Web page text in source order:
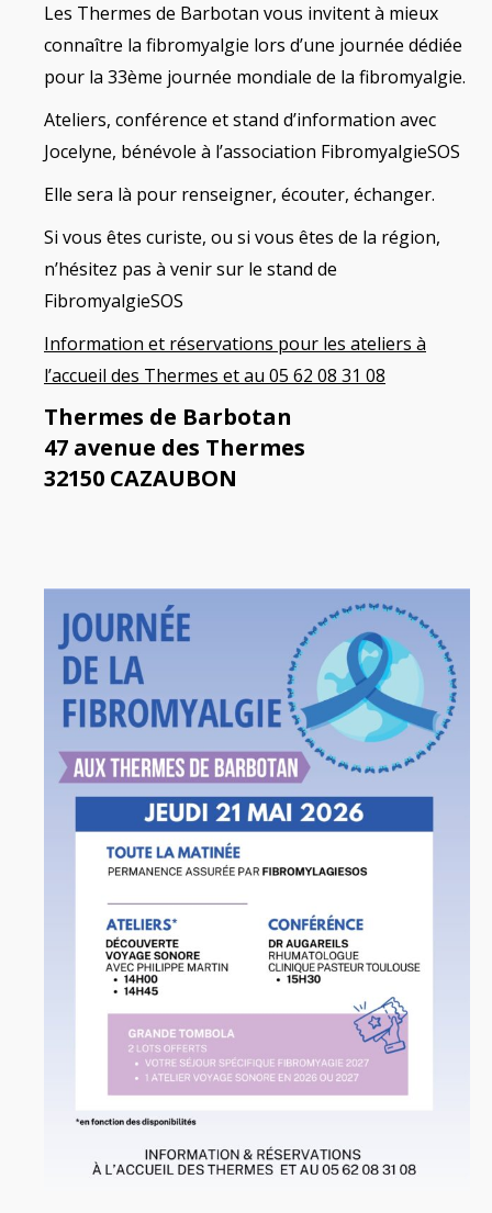
Les Thermes de Barbotan vous invitent à mieux
connaître la fibromyalgie lors d’une journée dédiée
pour la 33ème journée mondiale de la fibromyalgie.
Ateliers, conférence et stand d’information avec
Jocelyne, bénévole à l’association FibromyalgieSOS
Elle sera là pour renseigner, écouter, échanger.
Si vous êtes curiste, ou si vous êtes de la région,
n’hésitez pas à venir sur le stand de
FibromyalgieSOS
Information et réservations pour les ateliers à
l’accueil des Thermes et au 05 62 08 31 08
Thermes de Barbotan
47 avenue des Thermes
32150 CAZAUBON